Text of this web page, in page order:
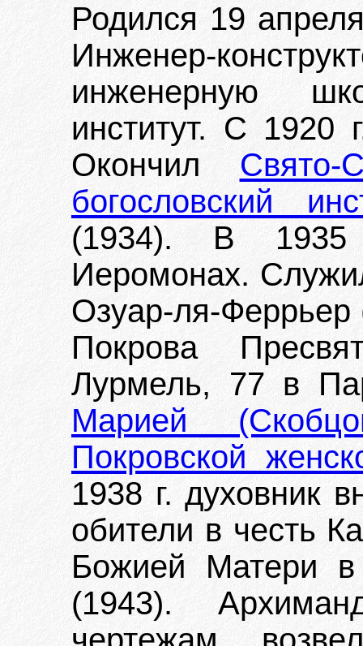
Родился 19
Инженер-
инженерную
институт. С 1920
Окончил Свято-
богословский
(1934). В 1935
Иеромонах.
Озуар-ля-Феррьер
Покрова
Лурмель, 77 в
Марией
Покровской
1938 г. духовник
обители в честь
Божией Матери в
(1943).